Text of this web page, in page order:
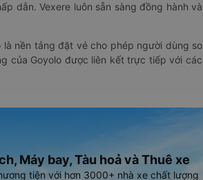
dẫn. Vexere luôn sẵn sàng đồng hành và
là nền tảng đặt vé cho phép người dùng so
của Goyolo được liên kết trực tiếp với các
Máy bay, Tàu hoả và Thuê xe
tiện với hơn 3000+ nhà xe chất lượng